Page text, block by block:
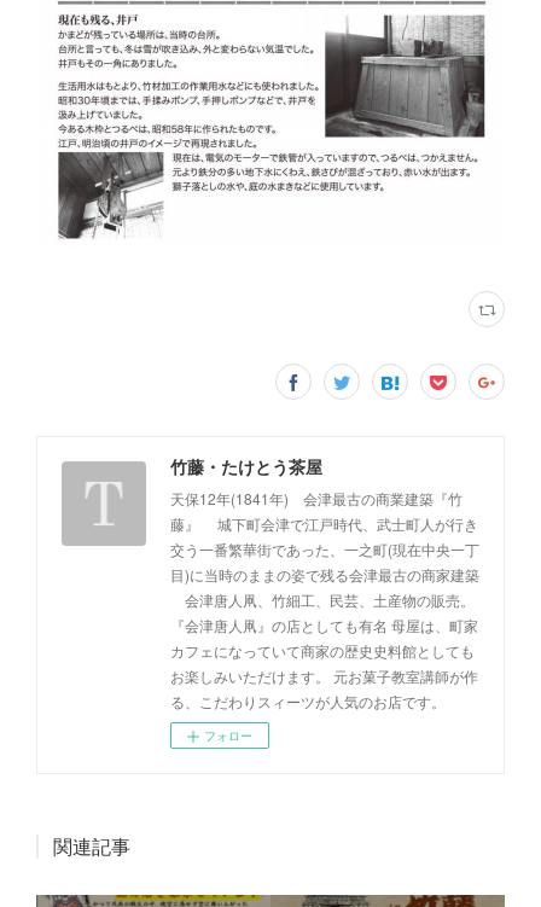
竹藤・たけとう茶屋
天保12年(1841年) 会津最古の商業建築『竹
藤』 城下町会津で江戸時代、武士町人が行き
交う一番繁華街であった、一之町(現在中央一丁
目)に当時のままの姿で残る会津最古の商家建築
会津唐人凧、竹細工、民芸、土産物の販売。
『会津唐人凧』の店としても有名 母屋は、町家
カフェになっていて商家の歴史史料館としても
お楽しみいただけます。 元お菓子教室講師が作
る、こだわりスィーツが人気のお店です。
フォロー
関連記事